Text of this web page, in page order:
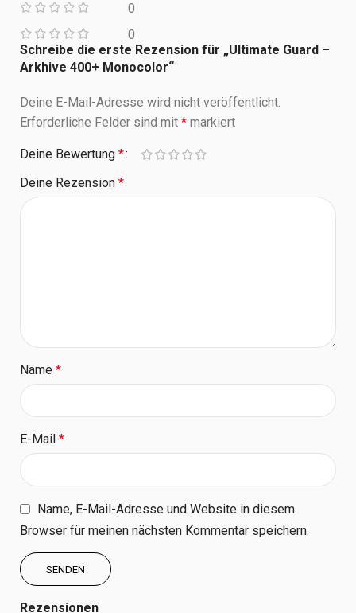
0
0
Rezensionen
Schreibe die erste Rezension für „Ultimate Guard –
Arkhive 400+ Monocolor“
Deine E-Mail-Adresse wird nicht veröffentlicht.
Erforderliche Felder sind mit * markiert
Deine Bewertung *
Deine Rezension *
Name *
E-Mail *
Name, E-Mail-Adresse und Website in diesem
Browser für meinen nächsten Kommentar speichern.